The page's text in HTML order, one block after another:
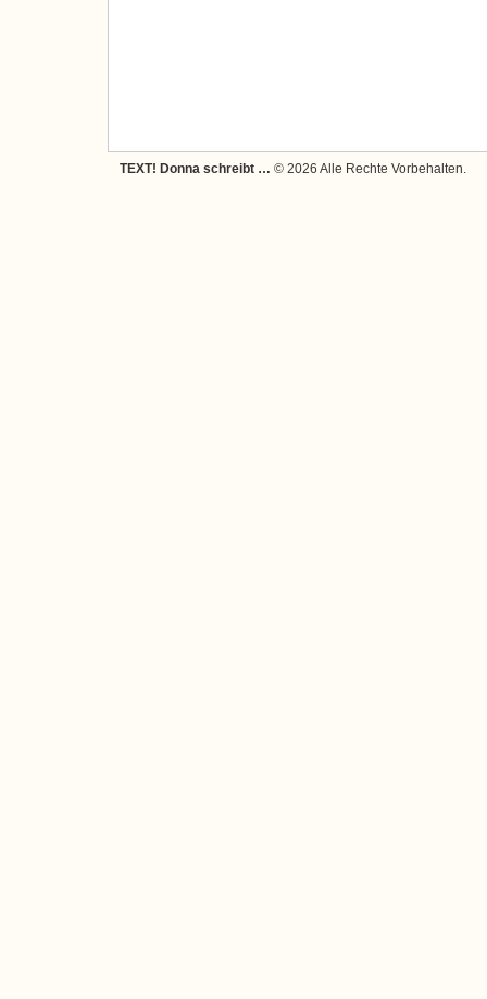
TEXT! Donna schreibt … © 2026 Alle Rechte Vorbehalten.